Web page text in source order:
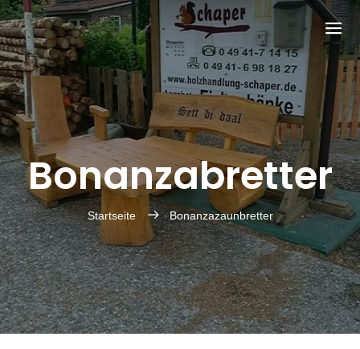
Bonanzabretter
Startseite Bonanzazaunbretter